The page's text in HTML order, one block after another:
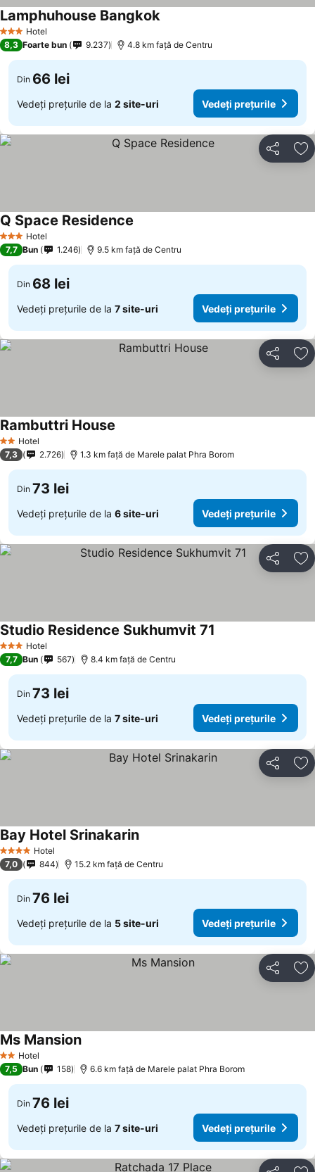
3 SteleHotel
Lamphuhouse Bangkok
8,3 Foarte bun 9.237 4.8 km faţă de Centru
Din 66 lei
Vedeți prețurile de la 2 site-uri Vedeți prețurile
Distribuiți
3 SteleHotel
Q Space Residence
7,7 Bun 1.246 9.5 km faţă de Centru
Din 68 lei
Vedeți prețurile de la 7 site-uri Vedeți prețurile
Distribuiți
2 SteleHotel
Rambuttri House
7,3 2.726 1.3 km faţă de Marele palat Phra Borom
Din 73 lei
Vedeți prețurile de la 6 site-uri Vedeți prețurile
Distribuiți
3 SteleHotel
Studio Residence Sukhumvit 71
7,7 Bun 567 8.4 km faţă de Centru
Din 73 lei
Vedeți prețurile de la 7 site-uri Vedeți prețurile
Distribuiți
4 Stele Hotel
Bay Hotel Srinakarin
7,0 844 15.2 km faţă de Centru
Din 76 lei
Vedeți prețurile de la 5 site-uri Vedeți prețurile
Distribuiți
2 SteleHotel
Ms Mansion
7,5 Bun 158 6.6 km faţă de Marele palat Phra Borom
Din 76 lei
Vedeți prețurile de la 7 site-uri Vedeți prețurile